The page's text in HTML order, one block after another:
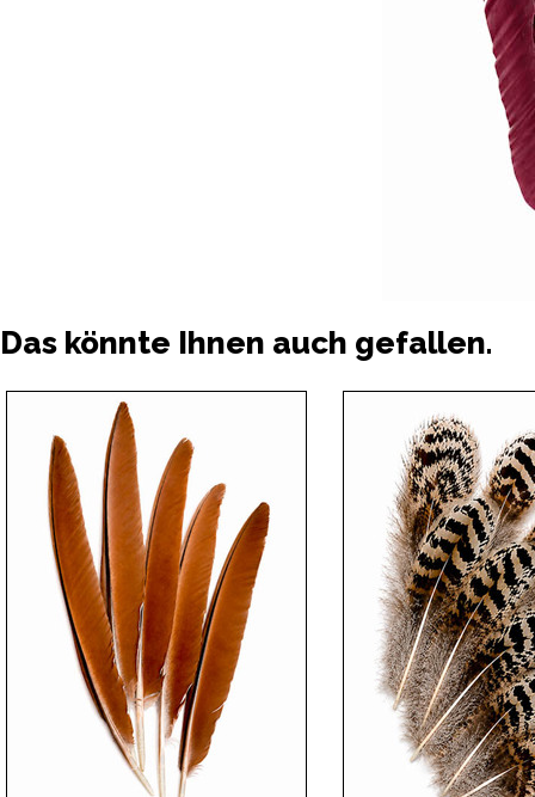
Das könnte Ihnen auch gefallen.